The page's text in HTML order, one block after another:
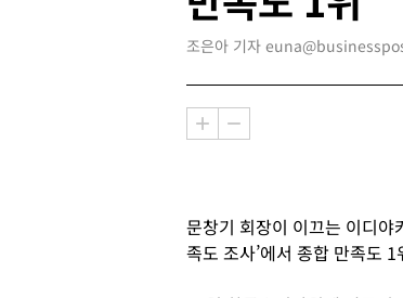
조은아 기자
문창기 회장이 이끄는 이디야
족도 조사’에서 종합 만족도